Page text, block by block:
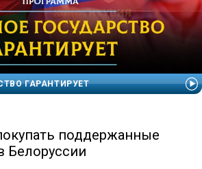
ГАРАНТИРУЕТ
поддержанные
Белоруссии